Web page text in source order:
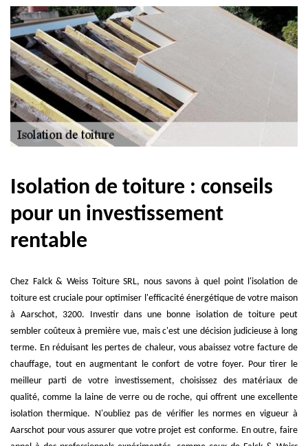
Isolation de toiture : conseils
pour un investissement
rentable
Chez Falck & Weiss Toiture SRL, nous savons à quel point l'isolation de
toiture est cruciale pour optimiser l'efficacité énergétique de votre maison
à Aarschot, 3200. Investir dans une bonne isolation de toiture peut
sembler coûteux à première vue, mais c'est une décision judicieuse à long
terme. En réduisant les pertes de chaleur, vous abaissez votre facture de
chauffage, tout en augmentant le confort de votre foyer. Pour tirer le
meilleur parti de votre investissement, choisissez des matériaux de
qualité, comme la laine de verre ou de roche, qui offrent une excellente
isolation thermique. N'oubliez pas de vérifier les normes en vigueur à
Aarschot pour vous assurer que votre projet est conforme. En outre, faire